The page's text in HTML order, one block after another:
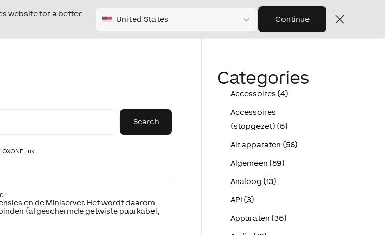
website for a better
United States Continue
link
en de Miniserver. Het wordt daarom
(afgeschermde getwiste paarkabel,
Categories
Accessoires (4)
Accessoires
(stopgezet) (5)
Air apparaten (56)
Algemeen (59)
Analoog (13)
API (3)
Apparaten (35)